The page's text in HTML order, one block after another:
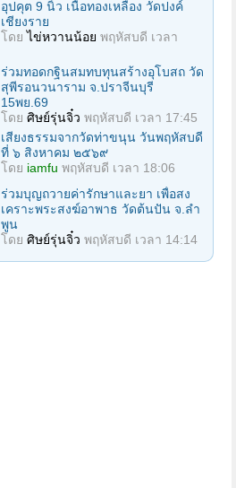
อุปคุต 9 นิ้ว เนื้อทองเหลือง วัดปงค์
เชียงราย
โดยไข่หวานน้อย พฤหัสบดี เวลา
ร่วมทอดกฐินสมทบทุนสร้างอุโบสถ วัด
สุพีรอนวนาราม จ.ปราจีนบุรี
15พย.69
โดย ศิษย์รุ่นจิ๋ว พฤหัสบดี เวลา 17:45
เสียงธรรมจากวัดท่าขนุน วันพฤหัสบดี
ที่ ๖ สิงหาคม ๒๕๖๙
โดย iamfu พฤหัสบดี เวลา 18:06
ร่วมบุญถวายค่ารักษาและยา เพื่อสง
เคราะพระสงฆ์อาพาธ วัดต้นปัน จ.ลํา
พูน
โดย ศิษย์รุ่นจิ๋ว พฤหัสบดี เวลา 14:14